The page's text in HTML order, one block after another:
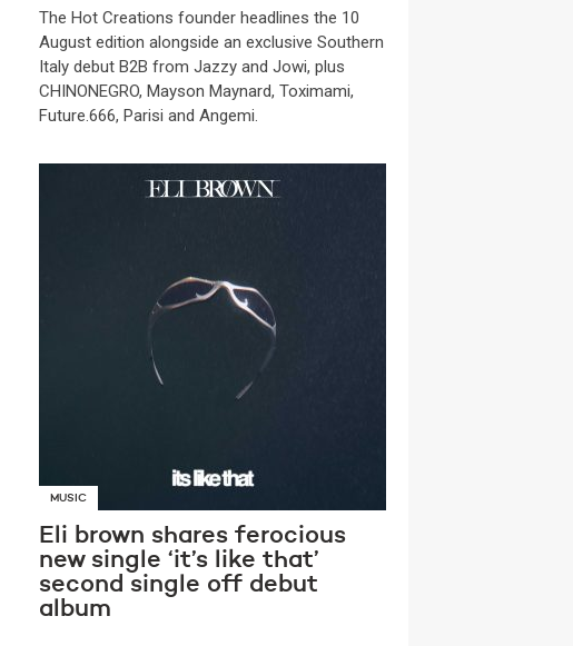
The Hot Creations founder headlines the 10
August edition alongside an exclusive Southern
Italy debut B2B from Jazzy and Jowi, plus
CHINONEGRO, Mayson Maynard, Toximami,
Future.666, Parisi and Angemi.
MUSIC
Eli brown shares ferocious
new single ‘it’s like that’
second single off debut
album